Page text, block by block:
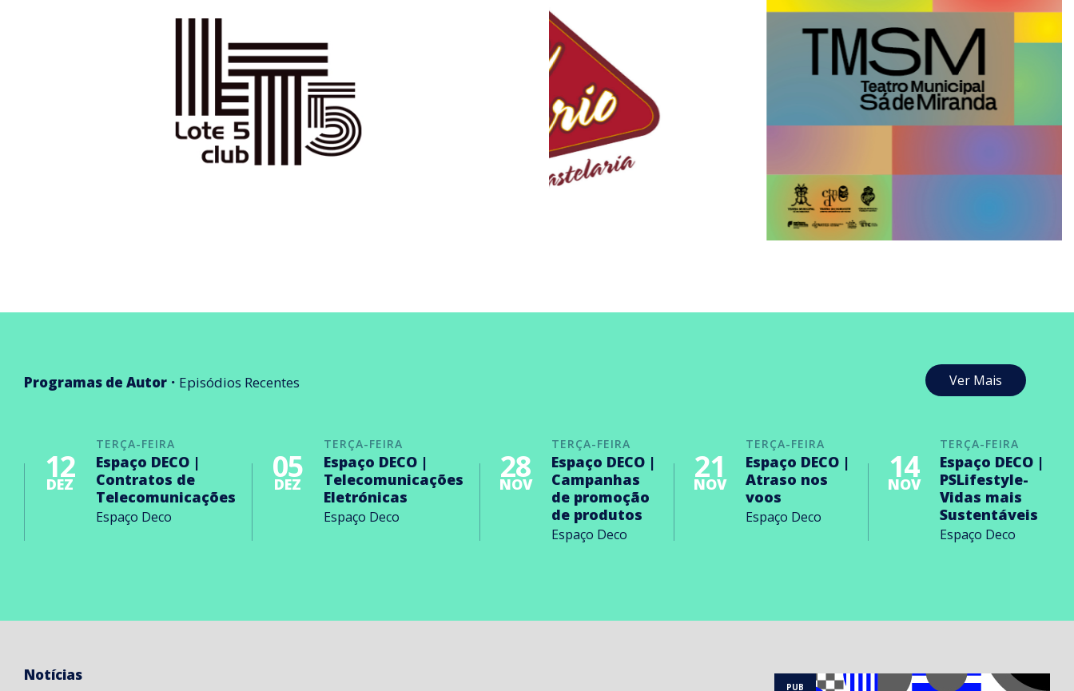
Programas de Autor Episódios Recentes Ver Mais
TERÇA-FEIRA
12
DEZ
Espaço DECO |
Contratos de
Telecomunicações
Espaço Deco
TERÇA-FEIRA
05
DEZ
Espaço DECO |
Telecomunicações
Eletrónicas
Espaço Deco
TERÇA-FEIRA
28
NOV
Espaço DECO |
Campanhas
de promoção
de produtos
Espaço Deco
TERÇA-FEIRA
21
NOV
Espaço DECO |
Atraso nos
voos
Espaço Deco
TERÇA-FEIRA
14
NOV
Espaço DECO |
PSLifestyle-
Vidas mais
Sustentáveis
Espaço Deco
Notícias